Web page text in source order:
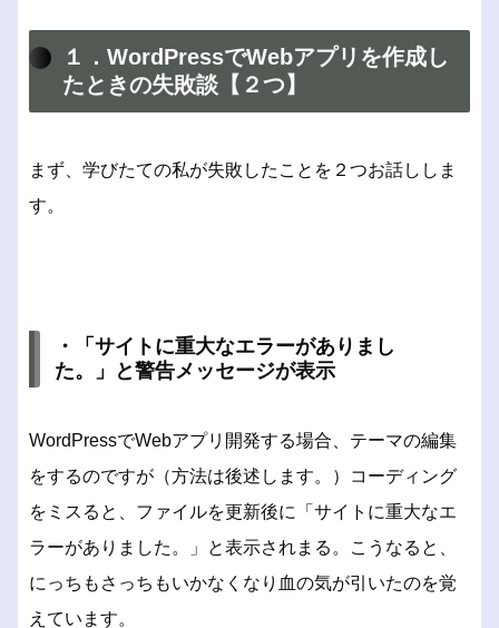
１．WordPressでWebアプリを作成し
たときの失敗談【２つ】
まず、学びたての私が失敗したことを２つお話ししま
す。
・「サイトに重大なエラーがありまし
た。」と警告メッセージが表示
WordPressでWebアプリ開発する場合、テーマの編集
をするのですが（方法は後述します。）コーディング
をミスると、ファイルを更新後に「サイトに重大なエ
ラーがありました。」と表示されまる。こうなると、
にっちもさっちもいかなくなり血の気が引いたのを覚
えています。